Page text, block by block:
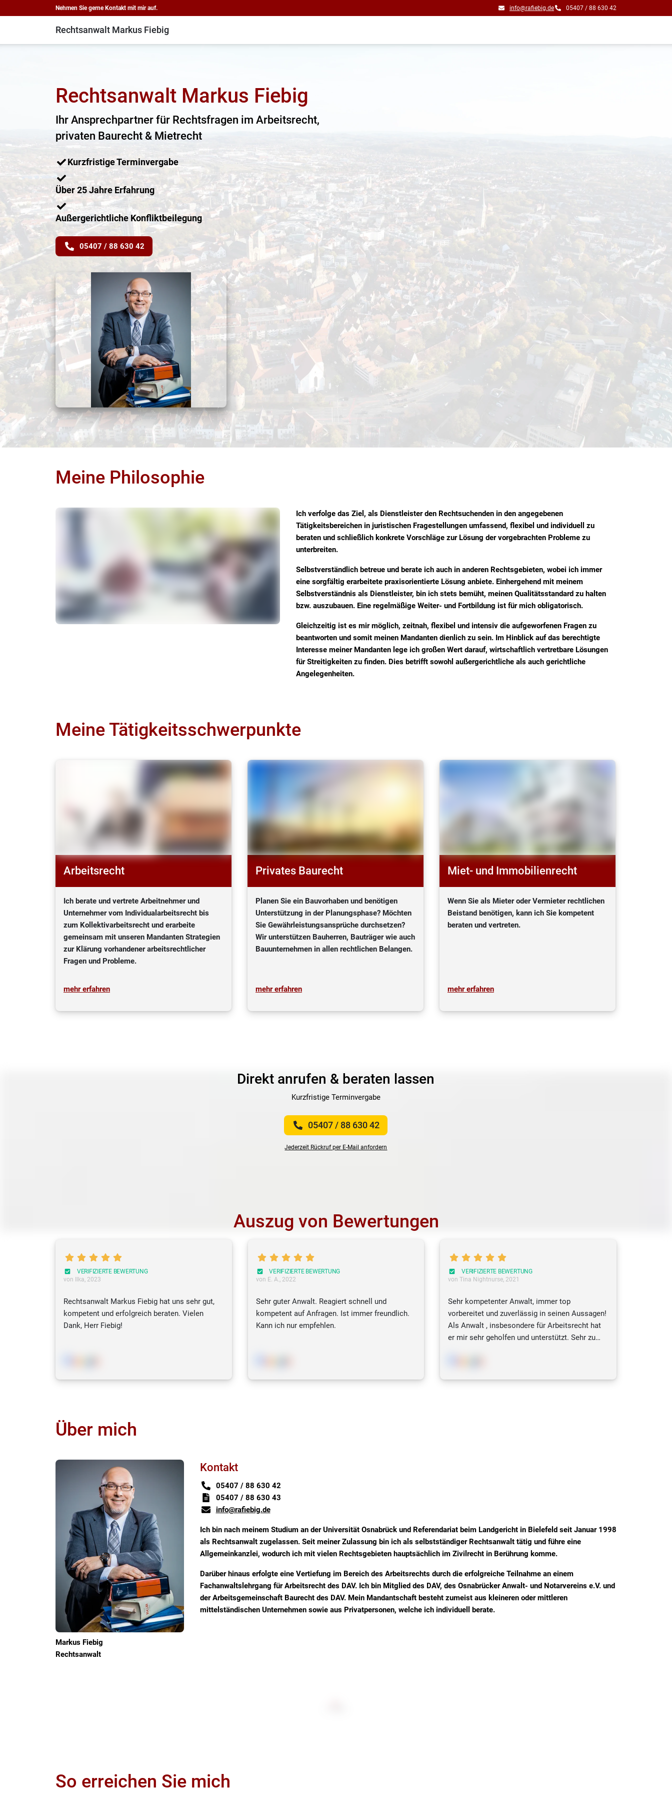
Nehmen Sie gerne Kontakt mit mir auf. info@rafiebig.de 05407 / 88 630 42
Rechtsanwalt Markus Fiebig
Rechtsanwalt Markus Fiebig
Ihr Ansprechpartner für Rechtsfragen im Arbeitsrecht,
privaten Baurecht & Mietrecht
Kurzfristige Terminvergabe
Über 25 Jahre Erfahrung
Außergerichtliche Konfliktbeilegung
05407 / 88 630 42
Meine Philosophie
Ich verfolge das Ziel, als Dienstleister den Rechtsuchenden in den angegebenen
Tätigkeitsbereichen in juristischen Fragestellungen umfassend, flexibel und individuell zu
beraten und schließlich konkrete Vorschläge zur Lösung der vorgebrachten Probleme zu
unterbreiten.
Selbstverständlich betreue und berate ich auch in anderen Rechtsgebieten, wobei ich immer
eine sorgfältig erarbeitete praxisorientierte Lösung anbiete. Einhergehend mit meinem
Selbstverständnis als Dienstleister, bin ich stets bemüht, meinen Qualitätsstandard zu halten
bzw. auszubauen. Eine regelmäßige Weiter- und Fortbildung ist für mich obligatorisch.
Gleichzeitig ist es mir möglich, zeitnah, flexibel und intensiv die aufgeworfenen Fragen zu
beantworten und somit meinen Mandanten dienlich zu sein. Im Hinblick auf das berechtigte
Interesse meiner Mandanten lege ich großen Wert darauf, wirtschaftlich vertretbare Lösungen
für Streitigkeiten zu finden. Dies betrifft sowohl außergerichtliche als auch gerichtliche
Angelegenheiten.
Meine Tätigkeitsschwerpunkte
Arbeitsrecht
Ich berate und vertrete Arbeitnehmer und
Unternehmer vom Individualarbeitsrecht bis
zum Kollektivarbeitsrecht und erarbeite
gemeinsam mit unseren Mandanten Strategien
zur Klärung vorhandener arbeitsrechtlicher
Fragen und Probleme.
mehr erfahren
Privates Baurecht
Planen Sie ein Bauvorhaben und benötigen
Unterstützung in der Planungsphase? Möchten
Sie Gewährleistungsansprüche durchsetzen?
Wir unterstützen Bauherren, Bauträger wie auch
Bauunternehmen in allen rechtlichen Belangen.
mehr erfahren
Miet- und Immobilienrecht
Wenn Sie als Mieter oder Vermieter rechtlichen
Beistand benötigen, kann ich Sie kompetent
beraten und vertreten.
mehr erfahren
Direkt anrufen & beraten lassen
Kurzfristige Terminvergabe
05407 / 88 630 42
Jederzeit Rückruf per E-Mail anfordern
Auszug von Bewertungen
VERIFIZIERTE BEWERTUNG
von Ilka, 2023
Rechtsanwalt Markus Fiebig hat uns sehr gut,
kompetent und erfolgreich beraten. Vielen
Dank, Herr Fiebig!
VERIFIZIERTE BEWERTUNG
von E. A., 2022
Sehr guter Anwalt. Reagiert schnell und
kompetent auf Anfragen. Ist immer freundlich.
Kann ich nur empfehlen.
VERIFIZIERTE BEWERTUNG
von Tina Nightnurse, 2021
Sehr kompetenter Anwalt, immer top
vorbereitet und zuverlässig in seinen Aussagen!
Als Anwalt , insbesondere für Arbeitsrecht hat
er mir sehr geholfen und unterstützt. Sehr zu
Über mich
Markus Fiebig
Rechtsanwalt
Kontakt
05407 / 88 630 42
05407 / 88 630 43
info@rafiebig.de
Ich bin nach meinem Studium an der Universität Osnabrück und Referendariat beim Landgericht in Bielefeld seit Januar 1998
als Rechtsanwalt zugelassen. Seit meiner Zulassung bin ich als selbstständiger Rechtsanwalt tätig und führe eine
Allgemeinkanzlei, wodurch ich mit vielen Rechtsgebieten hauptsächlich im Zivilrecht in Berührung komme.
Darüber hinaus erfolgte eine Vertiefung im Bereich des Arbeitsrechts durch die erfolgreiche Teilnahme an einem
Fachanwaltslehrgang für Arbeitsrecht des DAV. Ich bin Mitglied des DAV, des Osnabrücker Anwalt- und Notarvereins e.V. und
der Arbeitsgemeinschaft Baurecht des DAV. Mein Mandantschaft besteht zumeist aus kleineren oder mittleren
mittelständischen Unternehmen sowie aus Privatpersonen, welche ich individuell berate.
So erreichen Sie mich